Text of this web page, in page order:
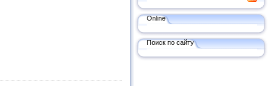
Online
Поиск по сайту